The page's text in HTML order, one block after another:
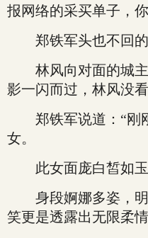
报网络的采买单子，
郑铁军头也不回的
林风向对面的城主
影一闪而过，林风没看
郑铁军说道：“刚
女。
此女面庞白皙如玉
身段婀娜多姿，明
笑更是透露出无限柔情